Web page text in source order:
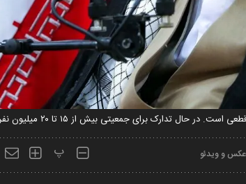
جمعیتی بیش از ۱۵ تا ۲۰ میلیون نفر در پایتخت هستیم.
عکس و ویدئو پ